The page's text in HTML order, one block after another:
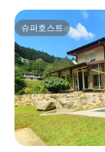
슈퍼호스트
슈퍼호스트